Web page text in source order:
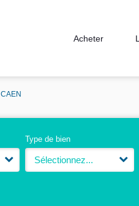
Acheter
CAEN
Type de bien
Sélectionnez...